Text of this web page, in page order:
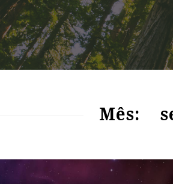
Mês: